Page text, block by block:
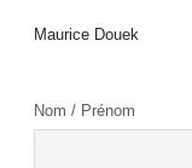
Maurice Douek
Nom / Prénom